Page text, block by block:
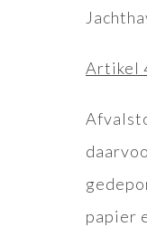
Artikel
papier